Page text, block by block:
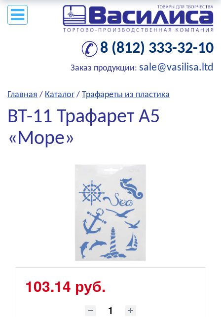
8 (812) 333-32-10
Заказ продукции: sale@vasilisa.ltd
Главная / Каталог / Трафареты из пластика
ВТ-11 Трафарет А5
«Море»
103.14 руб.